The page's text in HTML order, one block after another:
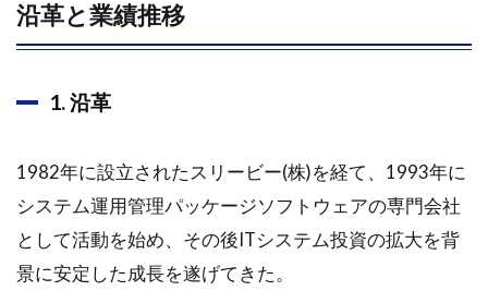
沿革と業績推移
1. 沿革
1982年に設立されたスリービー(株)を経て、1993年に
システム運用管理パッケージソフトウェアの専門会社
として活動を始め、その後ITシステム投資の拡大を背
景に安定した成長を遂げてきた。